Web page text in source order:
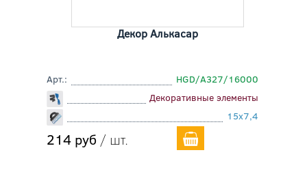
Декор Алькасар
Арт.:
HGD/A327/16000
Декоративные элементы
15x7,4
214 руб / шт.